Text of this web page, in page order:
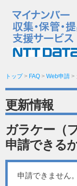
トップ> FAQ >Web申請 >
更新情報
ガラケー（
申請できる
申請できません。